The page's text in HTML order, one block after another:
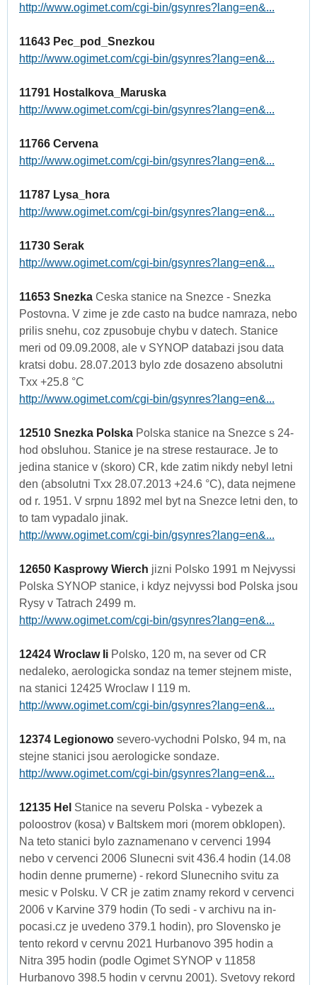
http://www.ogimet.com/cgi-bin/gsynres?lang=en&...
11643 Pec_pod_Snezkou
http://www.ogimet.com/cgi-bin/gsynres?lang=en&...
11791 Hostalkova_Maruska
http://www.ogimet.com/cgi-bin/gsynres?lang=en&...
11766 Cervena
http://www.ogimet.com/cgi-bin/gsynres?lang=en&...
11787 Lysa_hora
http://www.ogimet.com/cgi-bin/gsynres?lang=en&...
11730 Serak
http://www.ogimet.com/cgi-bin/gsynres?lang=en&...
11653 Snezka Ceska stanice na Snezce - Snezka
Postovna. V zime je zde casto na budce namraza, nebo
prilis snehu, coz zpusobuje chybu v datech. Stanice
meri od 09.09.2008, ale v SYNOP databazi jsou data
kratsi dobu. 28.07.2013 bylo zde dosazeno absolutni
Txx +25.8 °C
http://www.ogimet.com/cgi-bin/gsynres?lang=en&...
12510 Snezka Polska Polska stanice na Snezce s 24-
hod obsluhou. Stanice je na strese restaurace. Je to
jedina stanice v (skoro) CR, kde zatim nikdy nebyl letni
den (absolutni Txx 28.07.2013 +24.6 °C), data nejmene
od r. 1951. V srpnu 1892 mel byt na Snezce letni den, to
to tam vypadalo jinak.
http://www.ogimet.com/cgi-bin/gsynres?lang=en&...
12650 Kasprowy Wierch jizni Polsko 1991 m Nejvyssi
Polska SYNOP stanice, i kdyz nejvyssi bod Polska jsou
Rysy v Tatrach 2499 m.
http://www.ogimet.com/cgi-bin/gsynres?lang=en&...
12424 Wroclaw Ii Polsko, 120 m, na sever od CR
nedaleko, aerologicka sondaz na temer stejnem miste,
na stanici 12425 Wroclaw I 119 m.
http://www.ogimet.com/cgi-bin/gsynres?lang=en&...
12374 Legionowo severo-vychodni Polsko, 94 m, na
stejne stanici jsou aerologicke sondaze.
http://www.ogimet.com/cgi-bin/gsynres?lang=en&...
12135 Hel Stanice na severu Polska - vybezek a
poloostrov (kosa) v Baltskem mori (morem obklopen).
Na teto stanici bylo zaznamenano v cervenci 1994
nebo v cervenci 2006 Slunecni svit 436.4 hodin (14.08
hodin denne prumerne) - rekord Slunecniho svitu za
mesic v Polsku. V CR je zatim znamy rekord v cervenci
2006 v Karvine 379 hodin (To sedi - v archivu na in-
pocasi.cz je uvedeno 379.1 hodin), pro Slovensko je
tento rekord v cervnu 2021 Hurbanovo 395 hodin a
Nitra 395 hodin (podle Ogimet SYNOP v 11858
Hurbanovo 398.5 hodin v cervnu 2001). Svetovy rekord